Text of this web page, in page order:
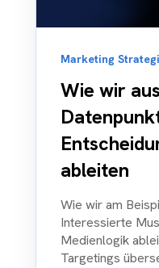
Marketing
Wie wir
ableiten
Wie wir am
Interessierte
Medienlogik
Targetings